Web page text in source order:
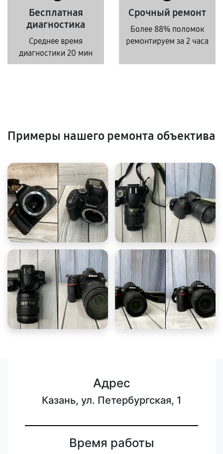
Бесплатная
диагностика
Среднее время
диагностики 20 мин
Срочный ремонт
Более 88% поломок
ремонтируем за 2 часа
Примеры нашего ремонта объектива
Адрес
Казань, ул. Петербургская, 1
Время работы